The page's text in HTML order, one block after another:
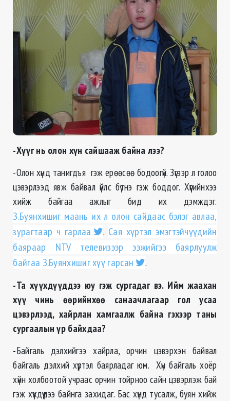
-Хүүг нь олон хүн сайшааж байна лээ?
-Олон хүнд танигдъя гэж ерөөсөө бодоогүй. Зүгээр л голоо
цэвэрлээд явж байвал үйлс бүтнэ гэж боддог. Хүүгийнхээ
хийж байгаа ажлыг бид их дэмждэг.
З.Буянхишиг маань их л олон сайдаас бэлэг авлаа,
зурагтаар ч гарлаа
. Сая хүртэл эмэгтэйчүүдийн
баяраар NTV телевизээр ээжийгээ баярлуулж
байгаа З.Буянхишиг хүү гарсан
.
-Та хүүхдүүддээ юу гэж сургадаг вэ. Ийм жаахан
хүү чинь өөрийнхөө санаачлагаар гол усаа
цэвэрлээд, хайрлан хамгаалж байна гэхээр таны
сургаалын үр байхдаа?
-Байгаль дэлхийгээ хайрла, орчин цэвэрхэн байвал
байгаль дэлхий хүртэл баярладаг юм. Хүн байгаль хоёр
хүйн холбоотой учраас орчин тойрноо сайн цэвэрлэж бай
гэж хүүхдүүдээ байнга захидаг. Бас хүнд тусалж, буян хийж